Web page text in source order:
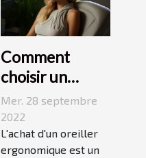
Comment
choisir un
oreiller
ergonomique ?
Mer. 28 septembre
2022
L'achat d'un oreiller
ergonomique est un